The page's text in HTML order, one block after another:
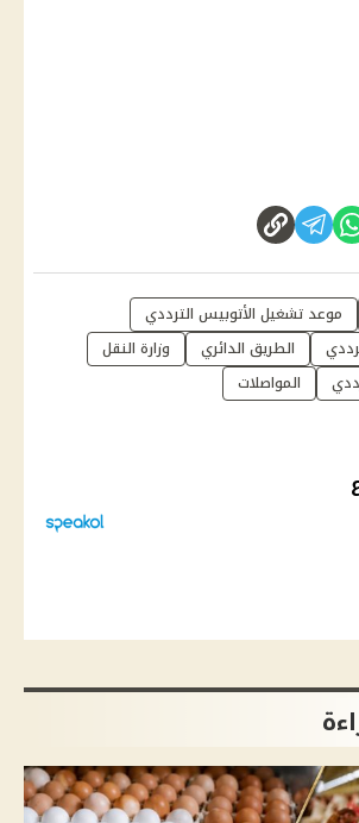
موعد تشغيل الأتوبيس الترددي
الطريق الدائري
وزارة النقل
المواصلات